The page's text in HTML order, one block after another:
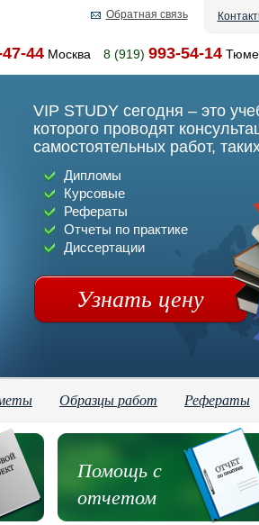
Обратная связь
44Москва 8 (919) 993-54-14
VIP STUDY сегодня – это
которого проводят
самостоятельных работ,
Дипломы
Курсовые
Рефераты
Отчеты по практике
Диссертации
Узнать цену
Образцы работ Рефераты
Помощь с
отчетом